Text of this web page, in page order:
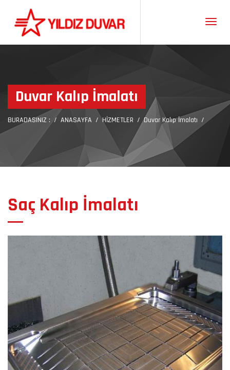
Duvar Kalıp İmalatı
BURADASINIZ : ANASAYFA HİZMETLER Duvar Kalıp İmalatı
Saç Kalıp İmalatı